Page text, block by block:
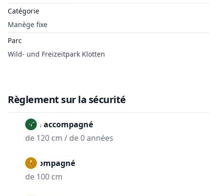
Catégorie
Manège fixe
Parc
Wild- und Freizeitpark Klotten
Règlement sur la sécurité
Non accompagné
de 120 cm / de 0 années
Accompagné
de 100 cm